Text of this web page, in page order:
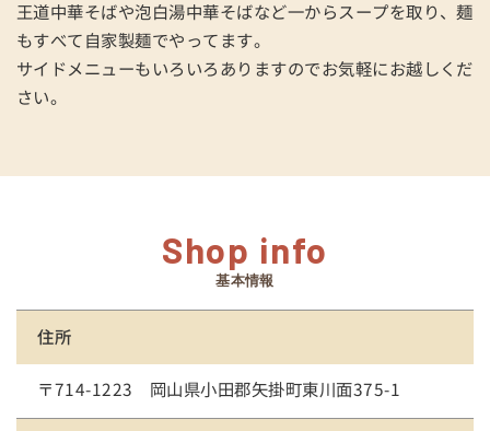
王道中華そばや泡白湯中華そばなど一からスープを取り、麺
もすべて自家製麺でやってます。
サイドメニューもいろいろありますのでお気軽にお越しくだ
さい。
Shop info
基本情報
住所
〒714-1223 岡山県小田郡矢掛町東川面375-1